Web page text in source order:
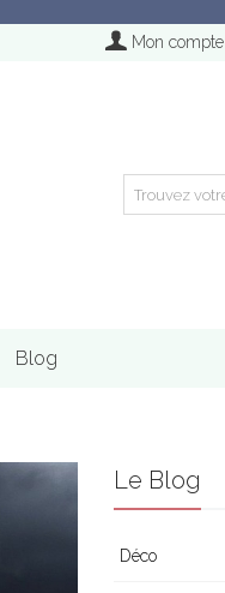
Mon compte
Blog
Le Blog
Déco